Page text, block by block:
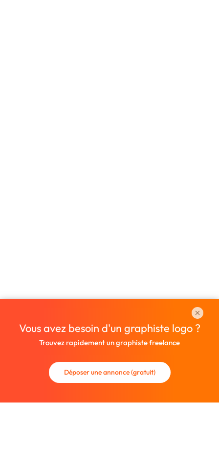
Vous avez besoin d'un graphiste logo ?
Trouvez rapidement un graphiste freelance
Déposer une annonce (gratuit)